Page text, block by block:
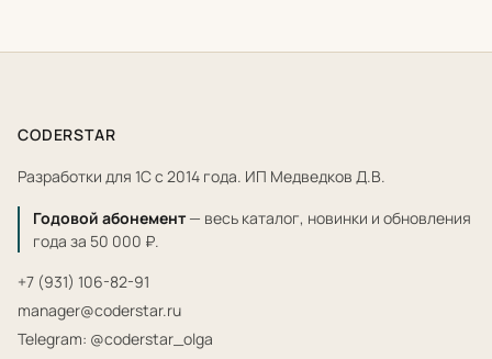
CODERSTAR
Разработки для 1С с 2014 года. ИП Медведков Д.В.
Годовой абонемент — весь каталог, новинки и обновления
года за 50 000 ₽.
+7 (931) 106-82-91
manager@coderstar.ru
Telegram: @coderstar_olga